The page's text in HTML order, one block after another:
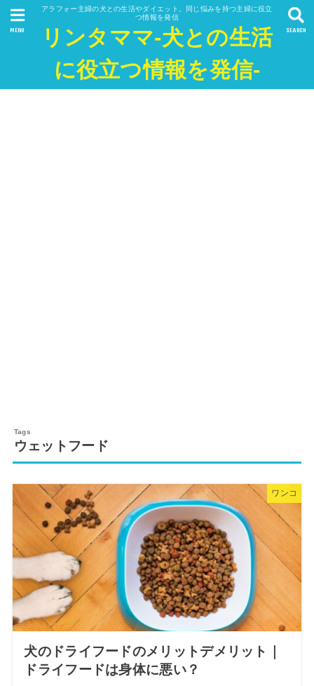
アラフォー主婦の犬との生活やダイエット。同じ悩みを持つ主婦に役立
つ情報を発信
リンタママ-犬との生活
に役立つ情報を発信-
SEARCH
MENU
ウェットフード
ワンコ
犬のドライフードのメリットデメリット｜
ドライフードは身体に悪い？